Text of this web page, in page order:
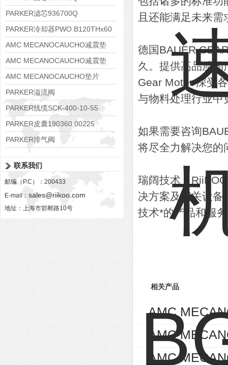
PARKER滤芯936700Q
PARKER冷却器PWO B120THx60
AMC MECANOCAUCHO减震垫
138552
AMC MECANOCAUCHO减震垫
138551
AMC MECANOCAUCHO垫片
608074
PARKER溢流阀
RE06M35W2N1KWXG087
PARKER线缆SCK-400-10-55
PARKER皮囊190360 00225
PARKER排气阀
联系我们
邮编（P.C）：200433
E-mail： sales@riikoo.com
地址：上海市邯郸路10号
且还能满足未来
德国BAUER
久。提供高品质
Gear Motor 深受
与物料处理行业中
如果需要咨询
将尽全力解决您的
瑞阔技术（
决方案及相关设备
技术*的产品和服
相关产品
AMC
AMC
AMC